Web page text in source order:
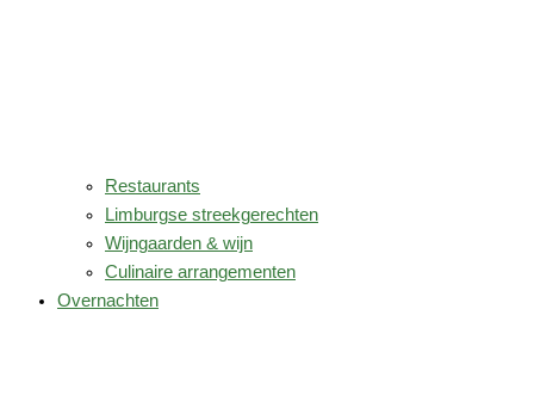
Restaurants
Limburgse streekgerechten
Wijngaarden & wijn
Culinaire arrangementen
Overnachten